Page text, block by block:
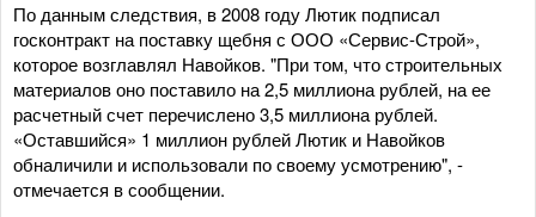
По данным следствия, в 2008 году Лютик подписал
госконтракт на поставку щебня с ООО «Сервис-Строй»,
которое возглавлял Навойков. "При том, что строительных
материалов оно поставило на 2,5 миллиона рублей, на ее
расчетный счет перечислено 3,5 миллиона рублей.
«Оставшийся» 1 миллион рублей Лютик и Навойков
обналичили и использовали по своему усмотрению", -
отмечается в сообщении.